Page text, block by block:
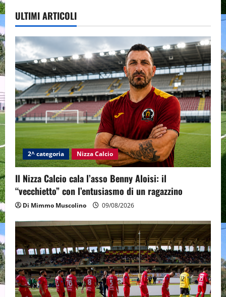
ULTIMI ARTICOLI
2^ categoria Nizza Calcio
Il Nizza Calcio cala l’asso Benny Aloisi: il
“vecchietto” con l’entusiasmo di un ragazzino
Di Mimmo Muscolino 09/08/2026